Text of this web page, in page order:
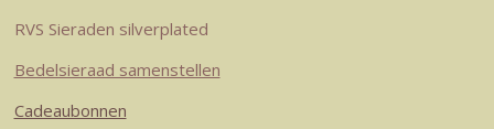
RVS Sieraden silverplated
Bedelsieraad samenstellen
Cadeaubonnen